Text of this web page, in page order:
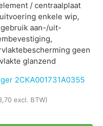
/ centraalplaat
enkele wip,
aan-/uit-
geen
glanzend
2CKA001731A0355
excl. BTW)